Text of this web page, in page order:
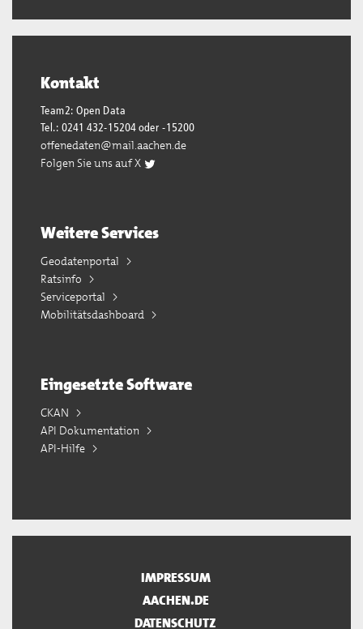
Kontakt
Team2: Open Data
Tel.: 0241 432-15204 oder -15200
offenedaten@mail.aachen.de
Folgen Sie uns auf X
Weitere Services
Geodatenportal
Ratsinfo
Serviceportal
Mobilitätsdashboard
Eingesetzte Software
CKAN
API Dokumentation
API-Hilfe
IMPRESSUM
AACHEN.DE
DATENSCHUTZ